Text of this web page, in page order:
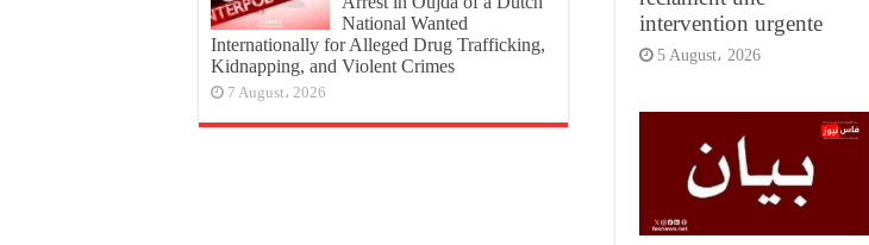
intervention urgente
5 August، 2026
National Wanted
Internationally for Alleged Drug Trafficking,
Kidnapping, and Violent Crimes
7 August، 2026